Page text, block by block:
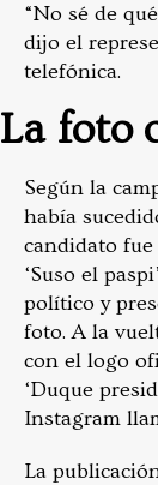
“No sé de
dijo el
telefónica.
La foto
Según la
había
candidato
‘Suso el
político y
foto. A la
con el logo
‘Duque
Instagram
La